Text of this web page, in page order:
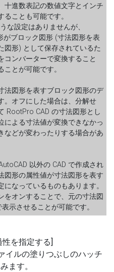
十進数表記の数値文字とインチ
ことも可能です。
な設定はありませんが、
がブロック図形 (寸法図形を表
図形) として保存されているた
コンバーターで変換すること
とが可能です。
法図形を表すブロック図形のデ
。オフにした場合は、分解せ
RootPro CAD の寸法図形とし
による寸法値が変換できなかっ
などが変わったりする場合があ
以外の CAD で作成され
図形の属性値が寸法図形を表す
なっているものもあります。
をオンすることで、元の寸法図
示させることが可能です。
を指定する]
イルの塗りつぶしのハッチ
ます。